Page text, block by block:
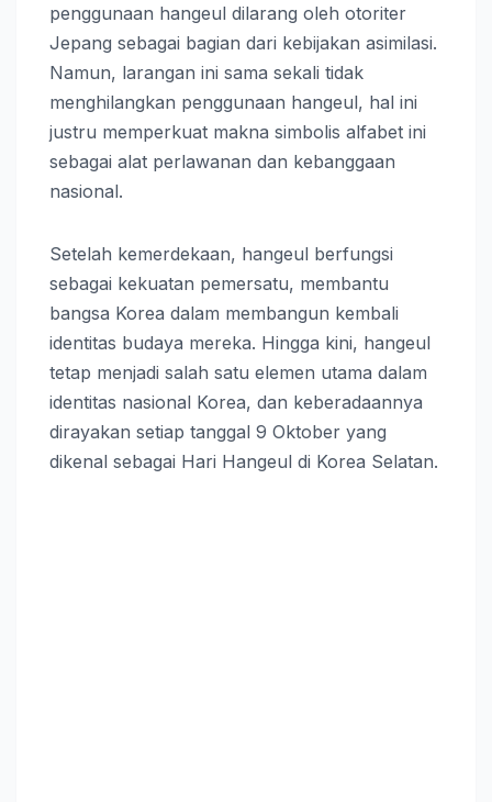
penggunaan hangeul dilarang oleh otoriter
Jepang sebagai bagian dari kebijakan asimilasi.
Namun, larangan ini sama sekali tidak
menghilangkan penggunaan hangeul, hal ini
justru memperkuat makna simbolis alfabet ini
sebagai alat perlawanan dan kebanggaan
nasional.
Setelah kemerdekaan, hangeul berfungsi
sebagai kekuatan pemersatu, membantu
bangsa Korea dalam membangun kembali
identitas budaya mereka. Hingga kini, hangeul
tetap menjadi salah satu elemen utama dalam
identitas nasional Korea, dan keberadaannya
dirayakan setiap tanggal 9 Oktober yang
dikenal sebagai Hari Hangeul di Korea Selatan.